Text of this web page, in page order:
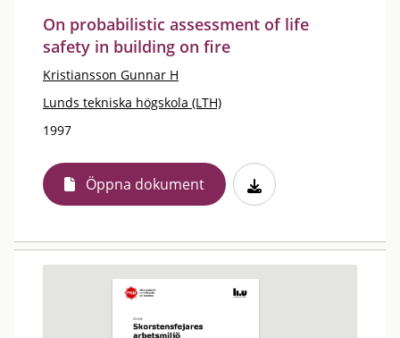
On probabilistic assessment of life
safety in building on fire
Kristiansson Gunnar H
Lunds tekniska högskola (LTH)
1997
Öppna dokument